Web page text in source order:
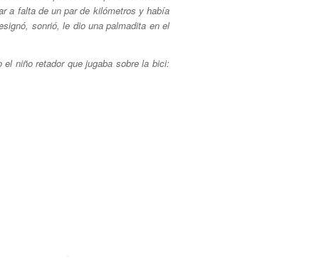
a falta de un par de kilómetros y había
sonrió, le dio una palmadita en el
niño retador que jugaba sobre la bici: